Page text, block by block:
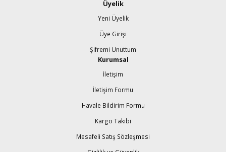
Üyelik
Yeni Üyelik
Üye Girişi
Şifremi Unuttum
Kurumsal
İletişim
İletişim Formu
Havale Bildirim Formu
Kargo Takibi
Mesafeli Satış Sözleşmesi